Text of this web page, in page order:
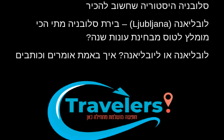
סלובניה היסטוריה שחשוב להכיר
לובליאנה (Ljubljana) – בירת סלובניה מתי הכי
מומלץ לטוס מבחינת עונות שנה?
לובליאנה או ליובליאנה? איך באמת אומרים וכותבים